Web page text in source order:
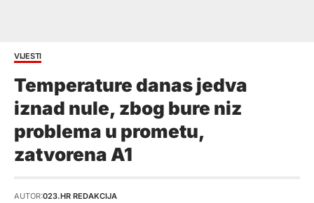
VIJESTI
Temperature danas jedva
iznad nule, zbog bure niz
problema u prometu,
zatvorena A1
AUTOR:023.HR REDAKCIJA